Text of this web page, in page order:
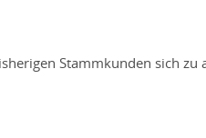
Stammkunden sich